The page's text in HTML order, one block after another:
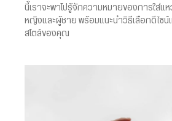
นี้เราจะพาไปรู้จักความหมายของการใส่แ
หญิงและผู้ชาย พร้อมแนะนำวิธีเลือกดีไซน์
สไตล์ของคุณ